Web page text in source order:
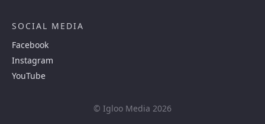
SOCIAL MEDIA
Facebook
Instagram
YouTube
© Igloo Media 2026